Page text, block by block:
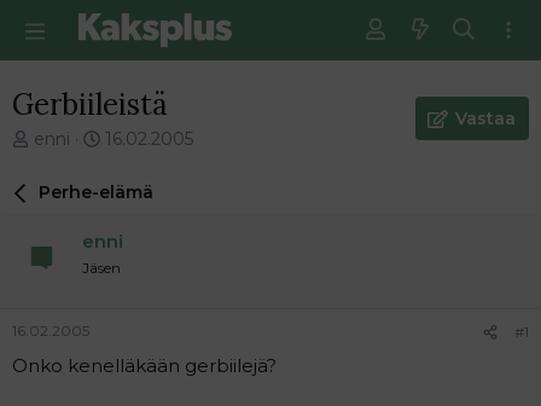
Gerbiileistä
V
e
i
t
u
enni
E
s
m
m
ä
n
16.02.2005
Vastaa
Perhe-elämä
enni
Jäsen
16.02.2005 #1
Onko kenelläkään gerbiilejä?